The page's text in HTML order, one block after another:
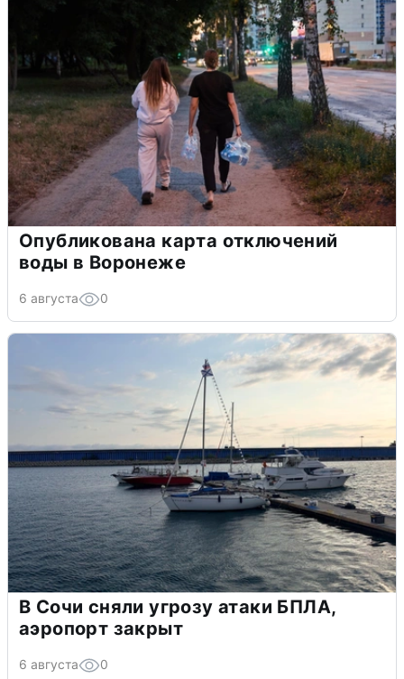
Опубликована карта отключений
воды в Воронеже
6 августа 0
В Сочи сняли угрозу атаки БПЛА,
аэропорт закрыт
6 августа 0